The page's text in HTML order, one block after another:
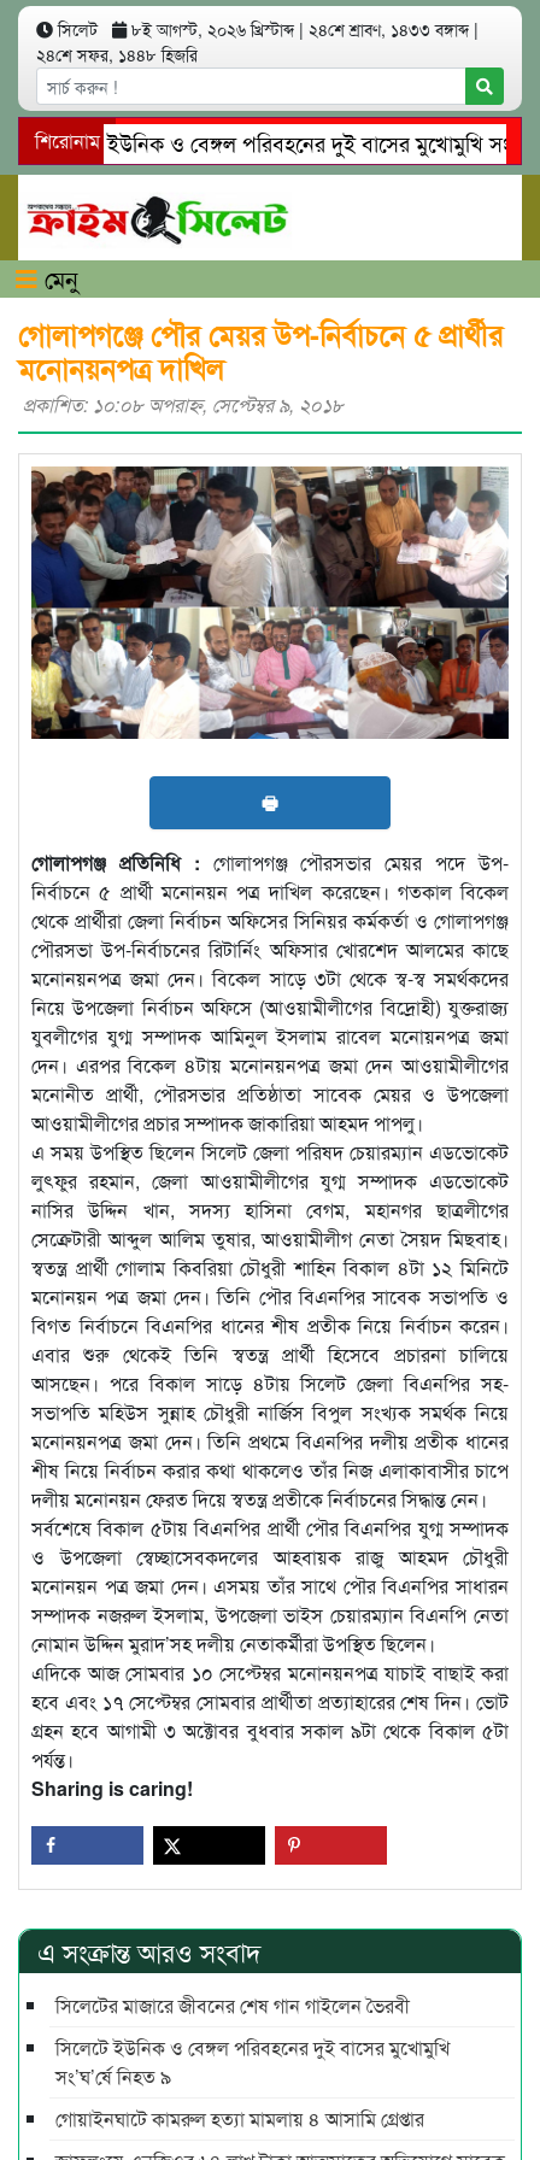
সিলেট ৮ই আগস্ট, ২০২৬ খ্রিস্টাব্দ | ২৪শে শ্রাবণ, ১৪৩৩ বঙ্গাব্দ |
২৪শে সফর, ১৪৪৮ হিজরি
শিরোনাম
সিলেটে ইউনিক ও বেঙ্গল পরিবহনের দুই বাসের মুখোমুখি সং’ঘ’র্ষে
গোয়াইনঘাটে প্রেমের ফাঁদে তরুণী পাচার: মাদকাসক্ত রিমালকে
মেনু
গোলাপগঞ্জে পৌর মেয়র উপ-নির্বাচনে ৫ প্রার্থীর
মনোনয়নপত্র দাখিল
প্রকাশিত: ১০:০৮ অপরাহ্ণ, সেপ্টেম্বর ৯, ২০১৮
🖶
গোলাপগঞ্জ প্রতিনিধি : গোলাপগঞ্জ পৌরসভার মেয়র পদে উপ-
নির্বাচনে ৫ প্রার্থী মনোনয়ন পত্র দাখিল করেছেন। গতকাল বিকেল
থেকে প্রার্থীরা জেলা নির্বাচন অফিসের সিনিয়র কর্মকর্তা ও গোলাপগঞ্জ
পৌরসভা উপ-নির্বাচনের রিটার্নিং অফিসার খোরশেদ আলমের কাছে
মনোনয়নপত্র জমা দেন। বিকেল সাড়ে ৩টা থেকে স্ব-স্ব সমর্থকদের
নিয়ে উপজেলা নির্বাচন অফিসে (আওয়ামীলীগের বিদ্রোহী) যুক্তরাজ্য
যুবলীগের যুগ্ম সম্পাদক আমিনুল ইসলাম রাবেল মনোয়নপত্র জমা
দেন। এরপর বিকেল ৪টায় মনোনয়নপত্র জমা দেন আওয়ামীলীগের
মনোনীত প্রার্থী, পৌরসভার প্রতিষ্ঠাতা সাবেক মেয়র ও উপজেলা
আওয়ামীলীগের প্রচার সম্পাদক জাকারিয়া আহমদ পাপলু।
এ সময় উপস্থিত ছিলেন সিলেট জেলা পরিষদ চেয়ারম্যান এডভোকেট
লুৎফুর রহমান, জেলা আওয়ামীলীগের যুগ্ম সম্পাদক এডভোকেট
নাসির উদ্দিন খান, সদস্য হাসিনা বেগম, মহানগর ছাত্রলীগের
সেক্রেটারী আব্দুল আলিম তুষার, আওয়ামীলীগ নেতা সৈয়দ মিছবাহ।
স্বতন্ত্র প্রার্থী গোলাম কিবরিয়া চৌধুরী শাহিন বিকাল ৪টা ১২ মিনিটে
মনোনয়ন পত্র জমা দেন। তিনি পৌর বিএনপির সাবেক সভাপতি ও
বিগত নির্বাচনে বিএনপির ধানের শীষ প্রতীক নিয়ে নির্বাচন করেন।
এবার শুরু থেকেই তিনি স্বতন্ত্র প্রার্থী হিসেবে প্রচারনা চালিয়ে
আসছেন। পরে বিকাল সাড়ে ৪টায় সিলেট জেলা বিএনপির সহ-
সভাপতি মহিউস সুন্নাহ চৌধুরী নার্জিস বিপুল সংখ্যক সমর্থক নিয়ে
মনোনয়নপত্র জমা দেন। তিনি প্রথমে বিএনপির দলীয় প্রতীক ধানের
শীষ নিয়ে নির্বাচন করার কথা থাকলেও তাঁর নিজ এলাকাবাসীর চাপে
দলীয় মনোনয়ন ফেরত দিয়ে স্বতন্ত্র প্রতীকে নির্বাচনের সিদ্ধান্ত নেন।
সর্বশেষে বিকাল ৫টায় বিএনপির প্রার্থী পৌর বিএনপির যুগ্ম সম্পাদক
ও উপজেলা স্বেচ্ছাসেবকদলের আহবায়ক রাজু আহমদ চৌধুরী
মনোনয়ন পত্র জমা দেন। এসময় তাঁর সাথে পৌর বিএনপির সাধারন
সম্পাদক নজরুল ইসলাম, উপজেলা ভাইস চেয়ারম্যান বিএনপি নেতা
নোমান উদ্দিন মুরাদ’সহ দলীয় নেতাকর্মীরা উপস্থিত ছিলেন।
এদিকে আজ সোমবার ১০ সেপ্টেম্বর মনোনয়নপত্র যাচাই বাছাই করা
হবে এবং ১৭ সেপ্টেম্বর সোমবার প্রার্থীতা প্রত্যাহারের শেষ দিন। ভোট
গ্রহন হবে আগামী ৩ অক্টোবর বুধবার সকাল ৯টা থেকে বিকাল ৫টা
পর্যন্ত।
Sharing is caring!
এ সংক্রান্ত আরও সংবাদ
সিলেটের মাজারে জীবনের শেষ গান গাইলেন ভৈরবী
সিলেটে ইউনিক ও বেঙ্গল পরিবহনের দুই বাসের মুখোমুখি
সং’ঘ’র্ষে নিহত ৯
গোয়াইনঘাটে কামরুল হত্যা মামলায় ৪ আসামি গ্রেপ্তার